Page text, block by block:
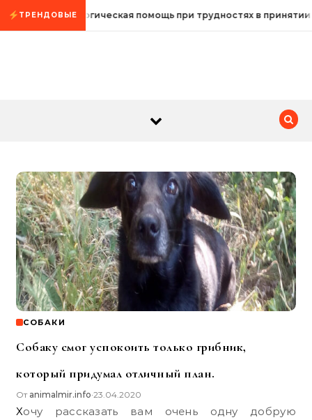
Промотать к содержимому
ТРЕНДОВЫЕ
Психологическая помощь при трудностях в принятии
СОБАКИ
Собаку смог успокоить только грибник,
который придумал отличный план.
От animalmir.info•23.04.2020
Хочу рассказать вам очень одну добрую